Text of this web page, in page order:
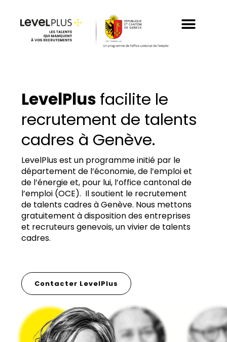
contenu
LevelPlus facilite le
recrutement de talents
cadres à Genève.
LevelPlus est un programme initié par le
département de l’économie, de l’emploi et
de l’énergie et, pour lui, l’office cantonal de
l’emploi (OCE). Il soutient le recrutement
de talents cadres à Genève. Nous mettons
gratuitement à disposition des entreprises
et recruteurs genevois, un vivier de talents
cadres.
Contacter LevelPlus